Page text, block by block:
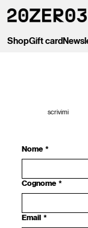
ShopGift card
scrivimi
Nome *
Cognome *
Email *